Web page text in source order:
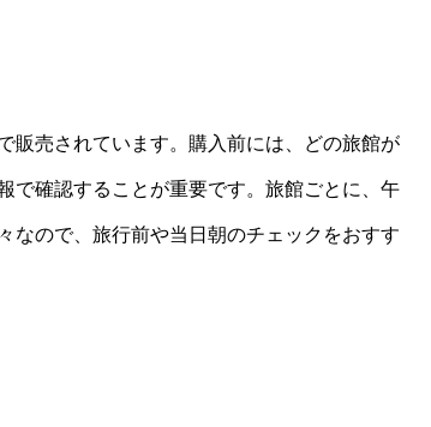
販売されています。購入前には、どの旅館が
で確認することが重要です。旅館ごとに、午
なので、旅行前や当日朝のチェックをおすす